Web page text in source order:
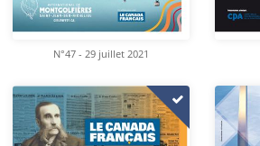
N°47 - 29 juillet 2021